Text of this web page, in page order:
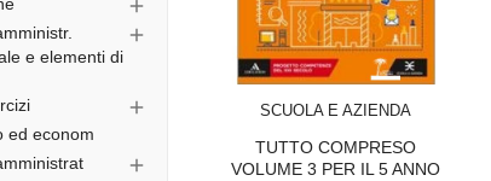


e elementi di

ed econom

SCUOLA E AZIENDA
TUTTO COMPRESO
VOLUME 3 PER IL 5 ANNO